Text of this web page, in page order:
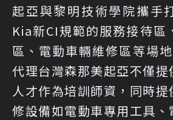
起亞與黎明技術學院攜手
Kia新CI規範的服務接待區
區、電動車輛維修區等場
代理台灣森那美起亞不僅
人才作為培訓師資，同時
修設備如電動車專用工具、